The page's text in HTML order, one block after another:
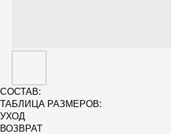
СОСТАВ:
ТАБЛИЦА РАЗМЕРОВ:
УХОД
ВОЗВРАТ